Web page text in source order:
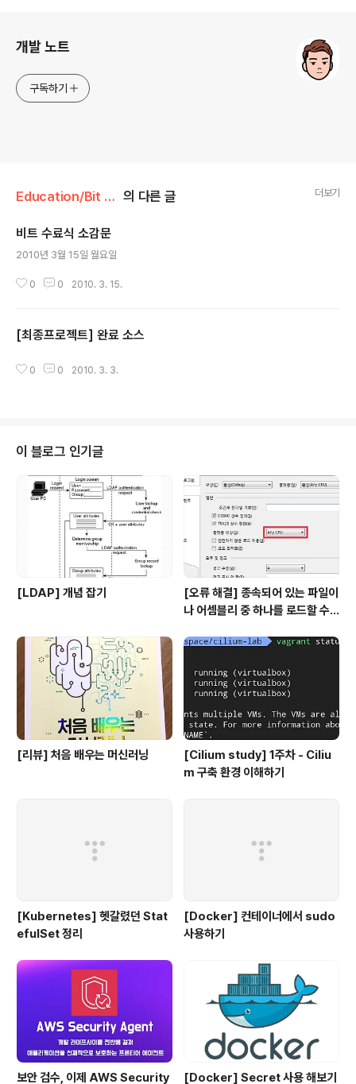
개발 노트
구독하기
Education/Bit 18th 의 다른 글 더보기
비트 수료식 소감문
2010년 3월 15일 월요일
0 0 2010. 3. 15.
[최종프로젝트] 완료 소스
0 0 2010. 3. 3.
이 블로그 인기글
[LDAP] 개념 잡기
[오류 해결] 종속되어 있는 파일이
나 어셈블리 중 하나를 로드할 수
[리뷰] 처음 배우는 머신러닝
[Cilium study] 1주차 - Ciliu
m 구축 환경 이해하기
[Kubernetes] 헷갈렸던 Stat
efulSet 정리
[Docker] 컨테이너에서 sudo
사용하기
보안 검수, 이제 AWS Security [Docker] Secret 사용 해보기